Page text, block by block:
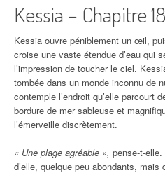
Kessia – Chapitre
Kessia ouvre péniblement un œil,
croise une vaste étendue d’eau qui
l’impression de toucher le ciel.
tombée dans un monde inconnu de
contemple l’endroit qu’elle parcourt
bordure de mer sableuse et
l’émerveille discrètement.
« Une plage agréable », pense-t-
d’elle, quelque peu abondants, mais